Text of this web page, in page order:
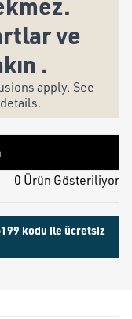
ve
.
apply. See
0 Ürün Gösteriliyor
kodu ile ücretsiz